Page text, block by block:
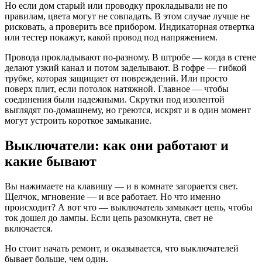
Но если дом старый или проводку прокладывали не по
правилам, цвета могут не совпадать. В этом случае лучше не
рисковать, а проверить все прибором. Индикаторная отвертка
или тестер покажут, какой провод под напряжением.
Провода прокладывают по-разному. В штробе — когда в стене
делают узкий канал и потом заделывают. В гофре — гибкой
трубке, которая защищает от повреждений. Или просто
поверх плит, если потолок натяжной. Главное — чтобы
соединения были надежными. Скрутки под изолентой
выглядят по-домашнему, но греются, искрят и в один момент
могут устроить короткое замыкание.
Выключатели: как они работают и
какие бывают
Вы нажимаете на клавишу — и в комнате загорается свет.
Щелчок, мгновение — и все работает. Но что именно
происходит? А вот что — выключатель замыкает цепь, чтобы
ток дошел до лампы. Если цепь разомкнута, свет не
включается.
Но стоит начать ремонт, и оказывается, что выключателей
бывает больше, чем один.